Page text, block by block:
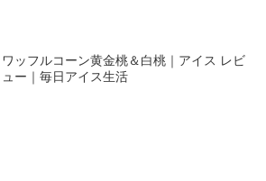
ワッフルコーン黄金桃＆白桃｜アイス レビ
ュー｜毎日アイス生活